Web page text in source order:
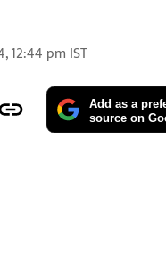
12:44 pm IST
Add as a
source on